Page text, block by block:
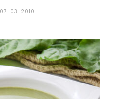
07. 03. 2010.